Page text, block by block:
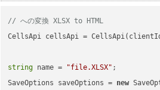
// への変換 XLSX to HTML
CellsApi cellsApi =
string name = "file.XLSX" ;
SaveOptions saveOptions = new